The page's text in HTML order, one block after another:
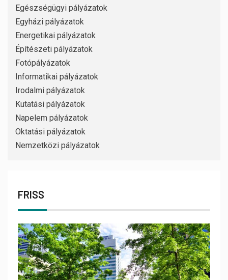
Egészségügyi pályázatok
Egyházi pályázatok
Energetikai pályázatok
Építészeti pályázatok
Fotópályázatok
Informatikai pályázatok
Irodalmi pályázatok
Kutatási pályázatok
Napelem pályázatok
Oktatási pályázatok
Nemzetközi pályázatok
FRISS